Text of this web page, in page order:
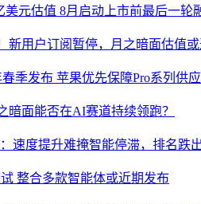
美元估值 8月启动上市前最后一轮
新用户订阅暂停，月之暗面估值或
季发布 苹果优先保障Pro系列供
面能否在AI赛道持续领跑？
速度提升难掩智能停滞，排名跌
整合多款智能体或近期发布